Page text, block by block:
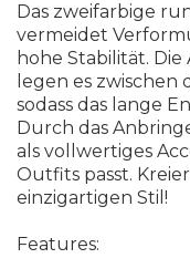
Das zweifarbige
vermeidet
hohe Stabilität.
legen es zwischen
sodass das lange
Durch das
als vollwertiges
Outfits passt.
einzigartigen Stil!
Features: